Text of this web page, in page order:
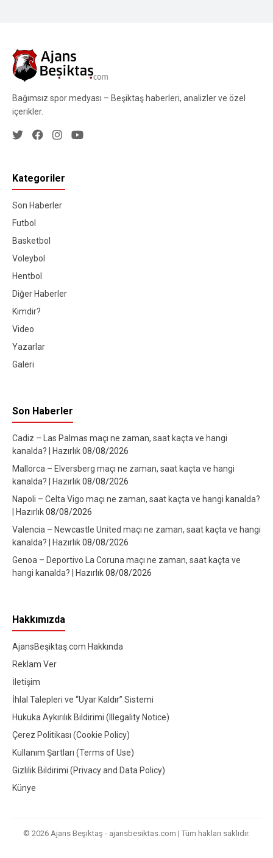
Bağımsız spor medyası – Beşiktaş haberleri, analizler ve özel
içerikler.
Kategoriler
Son Haberler
Futbol
Basketbol
Voleybol
Hentbol
Diğer Haberler
Kimdir?
Video
Yazarlar
Galeri
Son Haberler
Cadiz – Las Palmas maçı ne zaman, saat kaçta ve hangi
kanalda? | Hazırlık08/08/2026
Mallorca – Elversberg maçı ne zaman, saat kaçta ve hangi
kanalda? | Hazırlık08/08/2026
Napoli – Celta Vigo maçı ne zaman, saat kaçta ve hangi kanalda?
| Hazırlık08/08/2026
Valencia – Newcastle United maçı ne zaman, saat kaçta ve hangi
kanalda? | Hazırlık08/08/2026
Genoa – Deportivo La Coruna maçı ne zaman, saat kaçta ve
hangi kanalda? | Hazırlık08/08/2026
Hakkımızda
AjansBeşiktaş.com Hakkında
Reklam Ver
İletişim
İhlal Talepleri ve “Uyar Kaldır” Sistemi
Hukuka Aykırılık Bildirimi (Illegality Notice)
Çerez Politikası (Cookie Policy)
Kullanım Şartları (Terms of Use)
Gizlilik Bildirimi (Privacy and Data Policy)
Künye
© 2026 Ajans Beşiktaş - ajansbesiktas.com | Tüm hakları saklıdır.